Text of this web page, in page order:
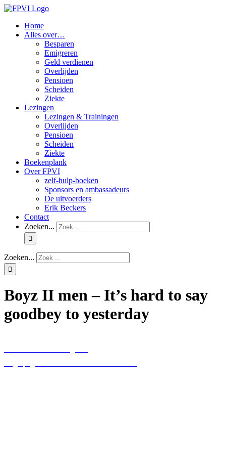
Home
Alles over…
Besparen
Emigreren
Geld verdienen
Overlijden
Pensioen
Scheiden
Ziekte
Lezingen
Lezingen & Trainingen
Overlijden
Pensioen
Scheiden
Ziekte
Boekenplank
Over FPVI
zelf-hulp-boeken
Sponsors en ambassadeurs
De uitvoerders
Erik Beckers
Contact
Zoeken...
Zoeken...
Boyz II men – It’s hard to say
goodbey to yesterday